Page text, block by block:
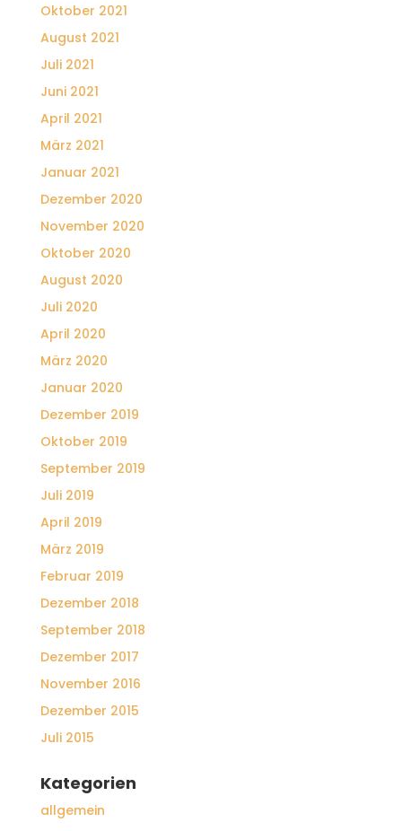
Oktober 2021
August 2021
Juli 2021
Juni 2021
April 2021
März 2021
Januar 2021
Dezember 2020
November 2020
Oktober 2020
August 2020
Juli 2020
April 2020
März 2020
Januar 2020
Dezember 2019
Oktober 2019
September 2019
Juli 2019
April 2019
März 2019
Februar 2019
Dezember 2018
September 2018
Dezember 2017
November 2016
Dezember 2015
Juli 2015
Kategorien
allgemein